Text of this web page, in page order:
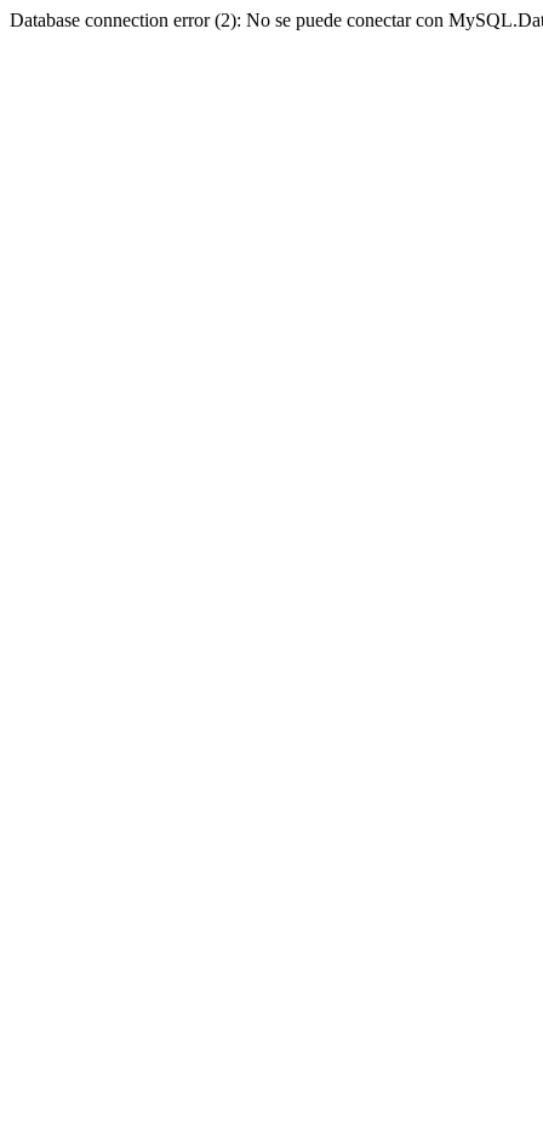
Database connection error (2): No se puede conectar con